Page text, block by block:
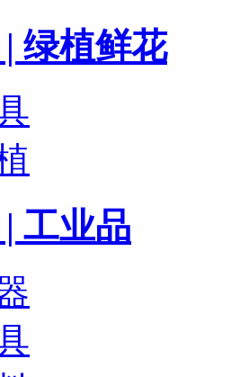
绿植鲜花
工业品